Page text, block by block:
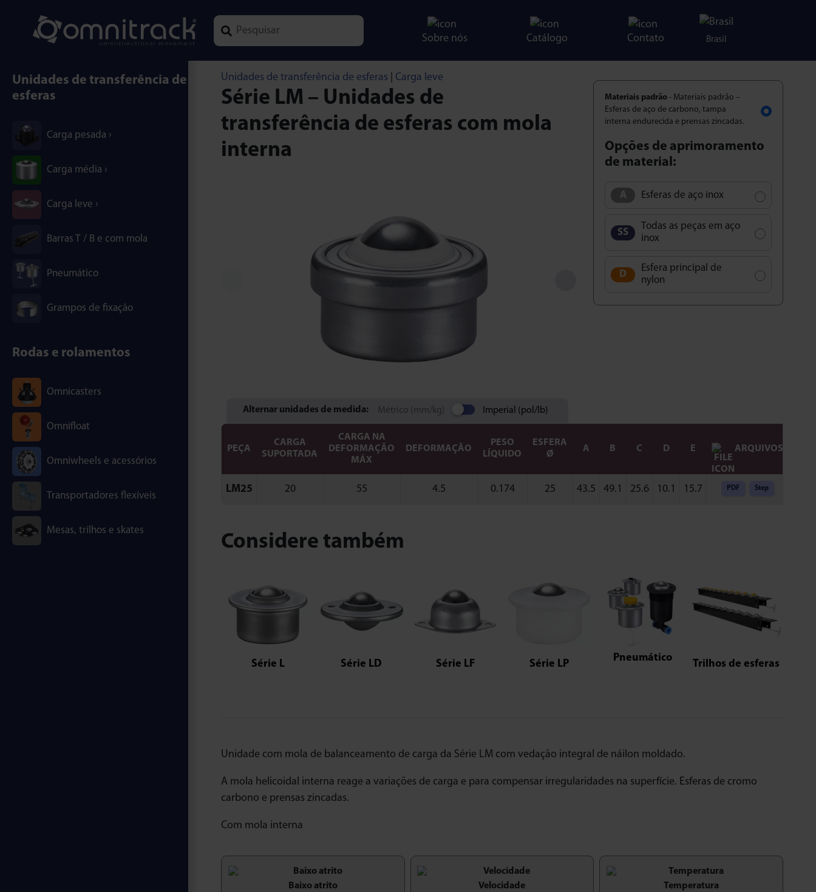
Sobre nós Catálogo Contato Brasil
Unidades de transferência de
esferas
Carga pesada
Carga média
Carga leve
Barras T / B e com mola
Pneumático
Grampos de fixação
Rodas e rolamentos
Omnicasters
Omnifloat
Omniwheels e acessórios
Transportadores flexíveis
Mesas, trilhos e skates
Unidades de transferência de esferas Carga leve
Série LM – Unidades de
transferência de esferas com mola
interna
Materiais padrão - Materiais padrão –
Esferas de aço de carbono, tampa
interna endurecida e prensas zincadas.
Opções de aprimoramento
de material:
Esferas de aço inox
Todas as peças em aço
inox
Esfera principal de
nylon
Alternar unidades de medida: Métrico (mm/kg) Imperial (pol/lb)
PEÇA
CARGA
SUPORTADA
CARGA NA
DEFORMAÇÃO
MÁX
DEFORMAÇÃO
PESO
LÍQUIDO
ESFERA
Ø
A B C D E ARQUIVOS
LM25 20 55 4.5 0.174 25 43.5 49.1 25.6 10.1 15.7 PDF Step
Considere também
Série L Série LD Série LF Série LP
Pneumático
Trilhos de esferas
Unidade com mola de balanceamento de carga da Série LM com vedação integral de náilon moldado.
A mola helicoidal interna reage a variações de carga e para compensar irregularidades na superfície. Esferas de cromo
carbono e prensas zincadas.
Com mola interna
Baixo atrito
Velocidade
Temperatura